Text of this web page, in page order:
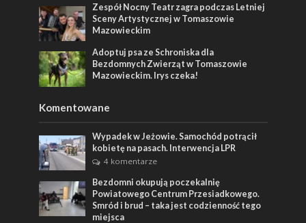
Zespół Nocny Teatr zagra podczas Letniej
Sceny Artystycznej w Tomaszowie
Mazowieckim
Adoptuj psa ze Schroniska dla
Bezdomnych Zwierząt w Tomaszowie
Mazowieckim. Irys czeka!
Komentowane
Wypadek w Jeżowie. Samochód potrącił
kobietę na pasach. Interwencja LPR
4 komentarze
Bezdomni okupują poczekalnię
Powiatowego Centrum Przesiadkowego.
Smród i brud – taka jest codzienność tego
miejsca